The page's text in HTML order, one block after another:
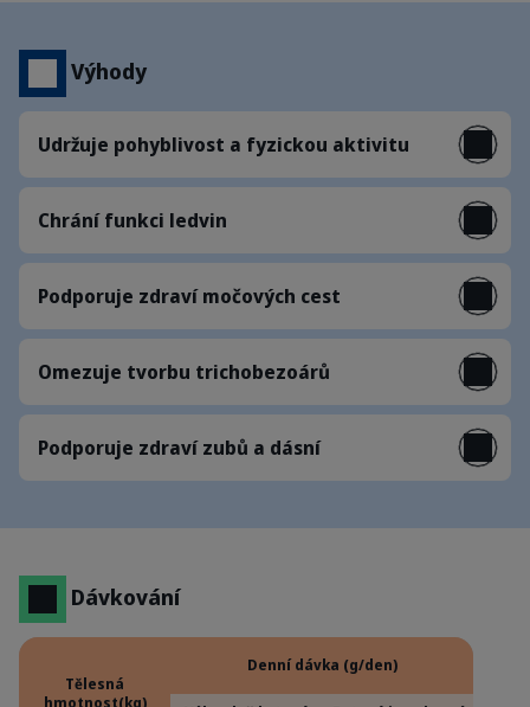
Výhody
Udržuje pohyblivost a fyzickou aktivitu
Chrání funkci ledvin
Podporuje zdraví močových cest
Omezuje tvorbu trichobezoárů
Podporuje zdraví zubů a dásní
Dávkování
Tělesná
hmotnost(kg)
Denní dávka (g/den)